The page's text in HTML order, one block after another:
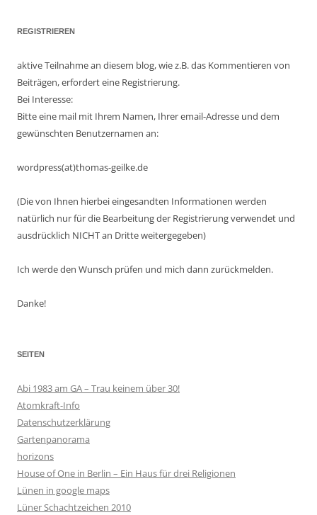
REGISTRIEREN
aktive Teilnahme an diesem blog, wie z.B. das Kommentieren von
Beiträgen, erfordert eine Registrierung.
Bei Interesse:
Bitte eine mail mit Ihrem Namen, Ihrer email-Adresse und dem
gewünschten Benutzernamen an:
wordpress(at)thomas-geilke.de
(Die von Ihnen hierbei eingesandten Informationen werden
natürlich nur für die Bearbeitung der Registrierung verwendet und
ausdrücklich NICHT an Dritte weitergegeben)
Ich werde den Wunsch prüfen und mich dann zurückmelden.
Danke!
SEITEN
Abi 1983 am GA – Trau keinem über 30!
Atomkraft-Info
Datenschutzerklärung
Gartenpanorama
horizons
House of One in Berlin – Ein Haus für drei Religionen
Lünen in google maps
Lüner Schachtzeichen 2010